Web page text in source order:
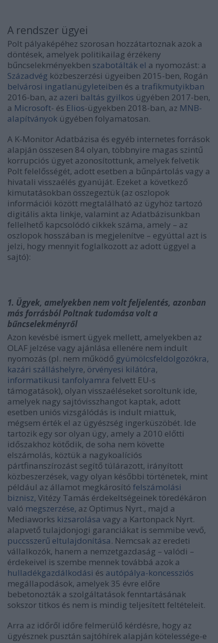
A rendszer ügyei
Polt pályaképéhez szorosan hozzátartoznak azok a
döntések, amelyek politikailag érzékeny
bűncselekményekben szabotálták el a nyomozást: a
Századvég közbeszerzési ügyeiben 2015-ben, Rogán
belvárosi ingatlanügyleteiben és a trafikmutyikban
2016-ban, az azeri baltás gyilkos ügyében 2017-ben,
a Microsoft- és Elios-ügyekben 2018-ban, az MNB-
alapítványok ügyében folyamatosan.
A K-Monitor Adatbázisa és egyéb internetes források
alapján összesen 84 olyan, többnyire magas szintű
korrupciós ügyet azonosítottunk, amelyek felvetik
Polt felelősségét, adott esetben a bűnpártolás vagy a
hivatali visszaélés gyanúját. Ezeket a következő
kimutatásokban összegeztük (az oszlopok
információi között megtalálható az ügyhöz tartozó
digitális akta linkje, valamint az Adatbázisunkban
fellelhető kapcsolódó cikkek száma, amely – az
oszlopok hosszában is megjelenítve – egyúttal azt is
jelzi, hogy mennyit foglalkozott az adott üggyel a
sajtó):
1. Ügyek, amelyekben nem volt feljelentés, azonban
más forrásból Poltnak tudomása volt a
bűncselekményről
Azon kevésbé ismert ügyek mellett, amelyekben az
OLAF jelzése vagy ajánlása ellenére nem indult
nyomozás (pl. nem működő gyümölcsfeldolgozókra,
kazári szálláshelyre, örvényesi kilátóra,
informatikusi tanfolyamra felvett EU-s
támogatások), olyan visszaéléseket soroltunk ide,
amelyek nagy sajtóvisszhangot kaptak, adott
esetben uniós vizsgálódás is indult miattuk,
mégsem érték el az ügyészség ingerküszöbét. Ide
tartozik egy sor olyan ügy, amely a 2010 előtti
időszakhoz kötődik, de soha nem követte
elszámolás, köztük a nagykoalíciós
pártfinanszírozást segítő túlárazott, irányított
közbeszerzések, vagy olyan későbbi történetek, mint
például az államot megkárosító felszámolási
biznisz, Vitézy Tamás érdekeltségeinek töredékáron
való megszerzése, az Optimus Nyrt., majd a
Mediaworks kizsarolása vagy a Kartonpack Nyrt.
alapvető tulajdonjogi garanciákat is semmibe vevő,
puccsszerű eltulajdonítása. Nemcsak az eredeti
vállalkozók, hanem a nemzetgazdaság – valódi –
érdekeivel is szembe mennek továbbá azok a
hulladékgazdálkodási és autópálya-koncessziós
megállapodások, amelyek 35 évre előre
bebetonozták a szolgáltatások fenntartásának
sokszor titkos és nem is mindig teljesített feltételeit.
Arra az időről időre felmerülő kérdésre, hogy az
ügyésznek pusztán sajtóhírek alapján kötelessége-e